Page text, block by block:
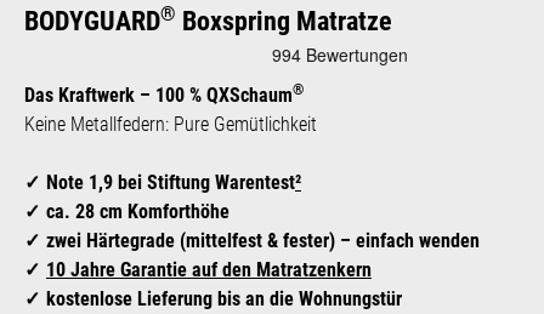
BODYGUARD® Boxspring Matratze
Das Kraftwerk – 100 % QXSchaum®
Keine Metallfedern: Pure Gemütlichkeit
Note 1,9 bei Stiftung Warentest²
ca. 28 cm Komforthöhe
zwei Härtegrade (mittelfest & fester) – einfach wenden
10 Jahre Garantie auf den Matratzenkern
kostenlose Lieferung bis an die Wohnungstür